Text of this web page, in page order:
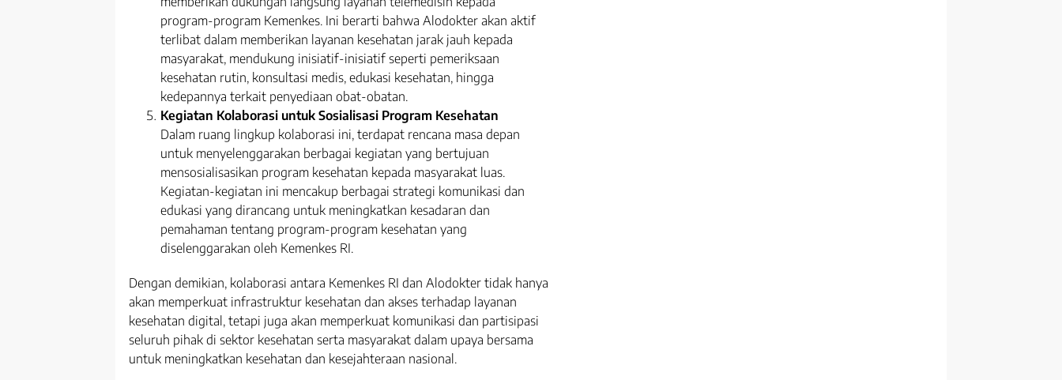
program-program Kemenkes. Ini berarti bahwa Alodokter akan aktif
terlibat dalam memberikan layanan kesehatan jarak jauh kepada
masyarakat, mendukung inisiatif-inisiatif seperti pemeriksaan
kesehatan rutin, konsultasi medis, edukasi kesehatan, hingga
kedepannya terkait penyediaan obat-obatan.
Kegiatan Kolaborasi untuk Sosialisasi Program Kesehatan
Dalam ruang lingkup kolaborasi ini, terdapat rencana masa depan
untuk menyelenggarakan berbagai kegiatan yang bertujuan
mensosialisasikan program kesehatan kepada masyarakat luas.
Kegiatan-kegiatan ini mencakup berbagai strategi komunikasi dan
edukasi yang dirancang untuk meningkatkan kesadaran dan
pemahaman tentang program-program kesehatan yang
diselenggarakan oleh Kemenkes RI.
Dengan demikian, kolaborasi antara Kemenkes RI dan Alodokter tidak hanya
akan memperkuat infrastruktur kesehatan dan akses terhadap layanan
kesehatan digital, tetapi juga akan memperkuat komunikasi dan partisipasi
seluruh pihak di sektor kesehatan serta masyarakat dalam upaya bersama
untuk meningkatkan kesehatan dan kesejahteraan nasional.